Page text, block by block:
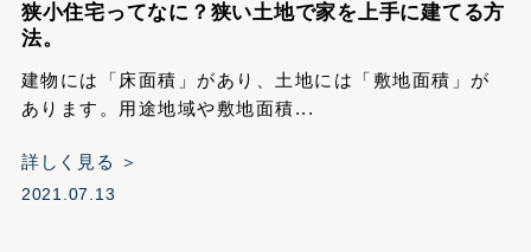
狭小住宅ってなに？狭い土地で家を上手に建てる方
法。
建物には「床面積」があり、土地には「敷地面積」が
あります。用途地域や敷地面積...
詳しく見る ＞
2021.07.13